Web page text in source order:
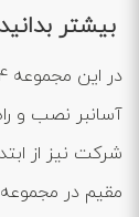
بیشتر بدانید
آسانبر نصب و
شرکت نیز از
مقیم در